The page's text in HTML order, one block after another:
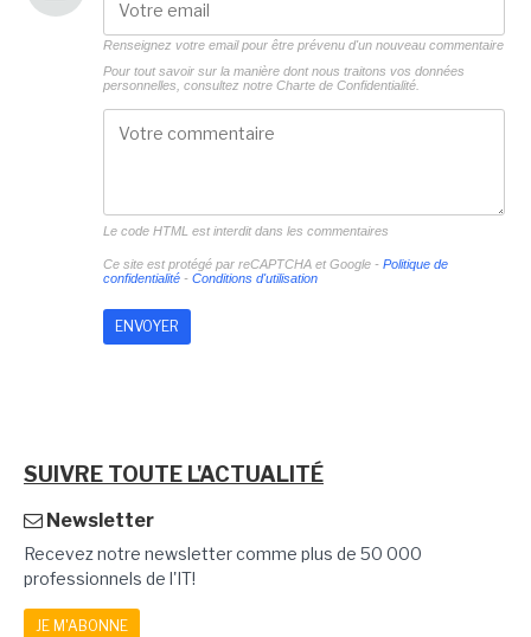
Renseignez votre email pour être prévenu d'un nouveau commentaire
Pour tout savoir sur la manière dont nous traitons vos données
personnelles, consultez notre Charte de Confidentialité.
Le code HTML est interdit dans les commentaires
Ce site est protégé par reCAPTCHA et Google - Politique de
confidentialité- Conditions d'utilisation
SUIVRE TOUTE L'ACTUALITÉ
Newsletter
Recevez notre newsletter comme plus de 50 000
professionnels de l'IT!
JE M'ABONNE